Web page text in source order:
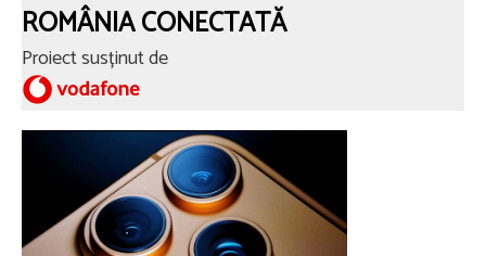
ROMÂNIA CONECTATĂ
Proiect susținut de